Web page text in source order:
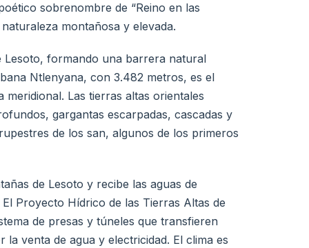
sobrenombre de “Reino en las
montañosa y elevada.
Lesoto, formando una barrera natural
Ntlenyana, con 3.482 metros, es el
Las tierras altas orientales
gargantas escarpadas, cascadas y
de los san, algunos de los primeros
de Lesoto y recibe las aguas de
Proyecto Hídrico de las Tierras Altas de
de presas y túneles que transfieren
venta de agua y electricidad. El clima es